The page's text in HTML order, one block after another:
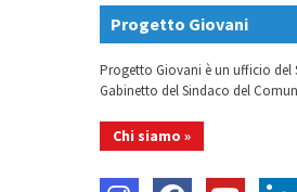
Progetto Giovani
Progetto Giovani è un ufficio del
Gabinetto del Sindaco del
Chi siamo »